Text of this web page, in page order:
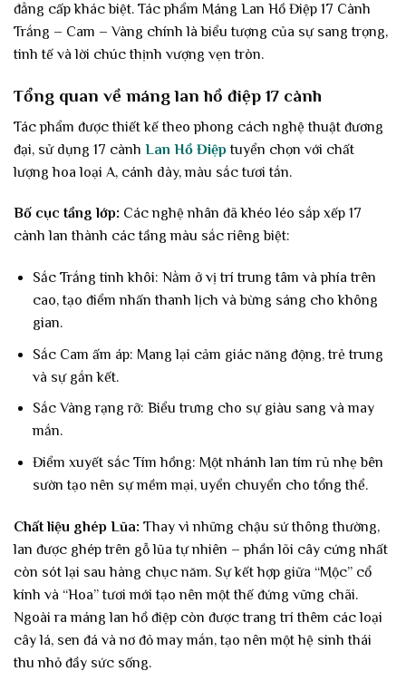
đẳng cấp khác biệt. Tác phẩm Máng Lan Hồ Điệp 17 Cành
Trắng – Cam – Vàng chính là biểu tượng của sự sang trọng,
tinh tế và lời chúc thịnh vượng vẹn tròn.
Tổng quan về máng lan hồ điệp 17 cành
Tác phẩm được thiết kế theo phong cách nghệ thuật đương
đại, sử dụng 17 cành Lan Hồ Điệp tuyển chọn với chất
lượng hoa loại A, cánh dày, màu sắc tươi tắn.
Bố cục tầng lớp: Các nghệ nhân đã khéo léo sắp xếp 17
cành lan thành các tầng màu sắc riêng biệt:
Sắc Trắng tinh khôi: Nằm ở vị trí trung tâm và phía trên
cao, tạo điểm nhấn thanh lịch và bừng sáng cho không
gian.
Sắc Cam ấm áp: Mang lại cảm giác năng động, trẻ trung
và sự gắn kết.
Sắc Vàng rạng rỡ: Biểu trưng cho sự giàu sang và may
mắn.
Điểm xuyết sắc Tím hồng: Một nhánh lan tím rủ nhẹ bên
sườn tạo nên sự mềm mại, uyển chuyển cho tổng thể.
Chất liệu ghép Lũa: Thay vì những chậu sứ thông thường,
lan được ghép trên gỗ lũa tự nhiên – phần lõi cây cứng nhất
còn sót lại sau hàng chục năm. Sự kết hợp giữa “Mộc” cổ
kính và “Hoa” tươi mới tạo nên một thế đứng vững chãi.
Ngoài ra máng lan hồ điệp còn được trang trí thêm các loại
cây lá, sen đá và nơ đỏ may mắn, tạo nên một hệ sinh thái
thu nhỏ đầy sức sống.